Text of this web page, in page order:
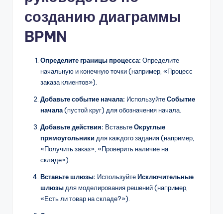
созданию диаграммы
BPMN
Определите границы процесса: Определите
начальную и конечную точки (например, «Процесс
заказа клиентов»).
Добавьте событие начала: ИспользуйтеСобытие
начала(пустой круг) для обозначения начала.
Добавьте действия: ВставьтеОкруглые
прямоугольникидля каждого задания (например,
«Получить заказ», «Проверить наличие на
складе»).
Вставьте шлюзы: ИспользуйтеИсключительные
шлюзыдля моделирования решений (например,
«Есть ли товар на складе?»).